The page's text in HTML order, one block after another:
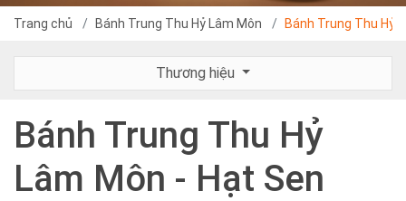
Trang chủ Bánh Trung Thu Hỷ Lâm Môn Bánh Trung Thu Hỷ
Thương hiệu
Bánh Trung Thu Hỷ
Lâm Môn - Hạt Sen